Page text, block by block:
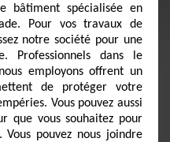
bâtiment spécialisée en
Pour vos travaux de
notre société pour une
Professionnels dans le
employons offrent un
de protéger votre
Vous pouvez aussi
que vous souhaitez pour
pouvez nous joindre